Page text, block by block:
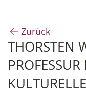
Institut
Administration
Zurück
THORSTEN